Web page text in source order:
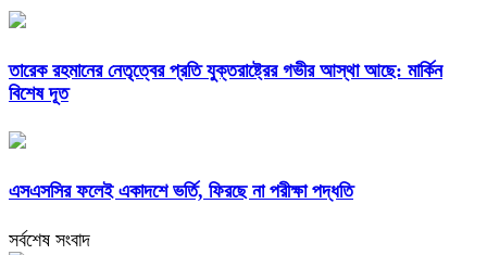
তারেক রহমানের নেতৃত্বের প্রতি যুক্তরাষ্ট্রের গভীর আস্থা আছে: মার্কিন
বিশেষ দূত
এসএসসির ফলেই একাদশে ভর্তি, ফিরছে না পরীক্ষা পদ্ধতি
সর্বশেষ সংবাদ